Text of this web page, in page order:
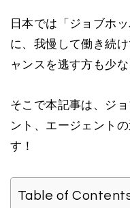
日本では「ジョブホ
に、我慢して働き続
ャンスを逃す方も少な
そこで本記事は、ジ
ント、エージェント
す！
Table of